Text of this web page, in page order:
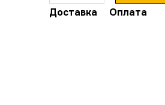
Доставка Оплата